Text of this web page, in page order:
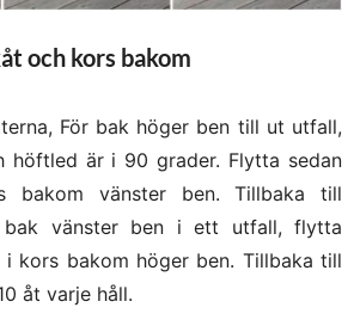
och kors bakom
För bak höger ben till ut utfall,
höftled är i 90 grader. Flytta sedan
bakom vänster ben. Tillbaka till
bak vänster ben i ett utfall, flytta
i kors bakom höger ben. Tillbaka till
åt varje håll.